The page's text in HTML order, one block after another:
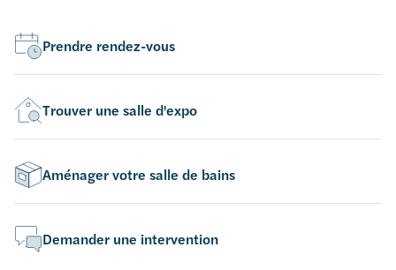
Prendre rendez-vous
Trouver une salle d'expo
Aménager votre salle de bains
Demander une intervention